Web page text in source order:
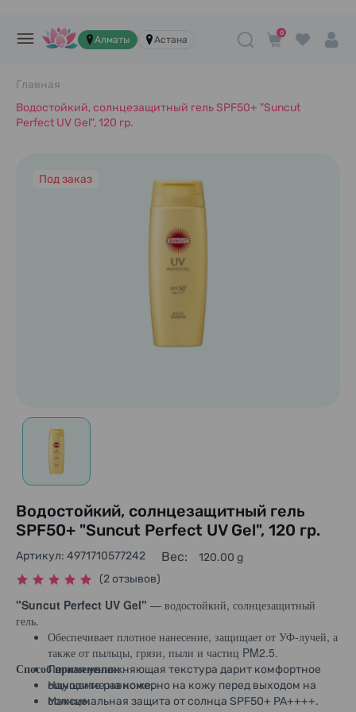
Алматы Астана
0
Главная
Водостойкий, солнцезащитный гель SPF50+ "Suncut
Perfect UV Gel", 120 гр.
Под заказ
Водостойкий, солнцезащитный гель
SPF50+ "Suncut Perfect UV Gel", 120 гр.
(2 отзывов)
Артикул: 4971710577242 Вес: 120.00 g
"Suncut Perfect UV Gel" — водостойкий, солнцезащитный
гель.
Обеспечивает плотное нанесение, защищает от УФ-лучей, а
также от пыльцы, грязи, пыли и частиц PM2.5.
Легкая увлажняющая текстура дарит комфортное
ощущение на коже.
Максимальная защита от солнца SPF50+ PA++++.
Способ применения:
Наносите равномерно на кожу перед выходом на
солнце.